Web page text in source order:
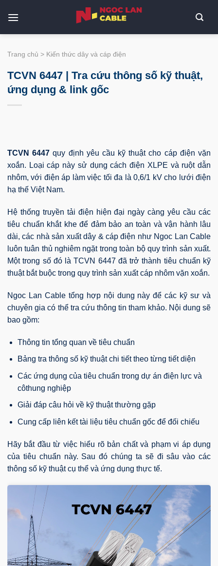
qua
Trang chủ > Kiến thức dây và cáp điện
TCVN 6447 | Tra cứu thông số kỹ thuật,
ứng dụng & link gốc
TCVN 6447 quy định yêu cầu kỹ thuật cho cáp điện vặn
xoắn. Loại cáp này sử dụng cách điện XLPE và ruột dẫn
nhôm, với điện áp làm việc tối đa là 0,6/1 kV cho lưới điện
hạ thế Việt Nam.
Hệ thống truyền tải điện hiện đại ngày càng yêu cầu các
tiêu chuẩn khắt khe để đảm bảo an toàn và vận hành lâu
dài, các nhà sản xuất dây & cáp điện như Ngoc Lan Cable
luôn tuân thủ nghiêm ngặt trong toàn bộ quy trình sản xuất.
Một trong số đó là TCVN 6447 đã trở thành tiêu chuẩn kỹ
thuật bắt buộc trong quy trình sản xuất cáp nhôm vặn xoắn.
Ngoc Lan Cable tổng hợp nội dung này để các kỹ sư và
chuyên gia có thể tra cứu thông tin tham khảo. Nội dung sẽ
bao gồm:
Thông tin tổng quan về tiêu chuẩn
Bảng tra thông số kỹ thuật chi tiết theo từng tiết diện
Các ứng dụng của tiêu chuẩn trong dự án điện lực và
côthung nghiệp
Giải đáp câu hỏi về kỹ thuật thường gặp
Cung cấp liên kết tài liệu tiêu chuẩn gốc để đối chiếu
Hãy bắt đầu từ việc hiểu rõ bản chất và phạm vi áp dụng
của tiêu chuẩn này. Sau đó chúng ta sẽ đi sâu vào các
thông số kỹ thuật cụ thể và ứng dụng thực tế.